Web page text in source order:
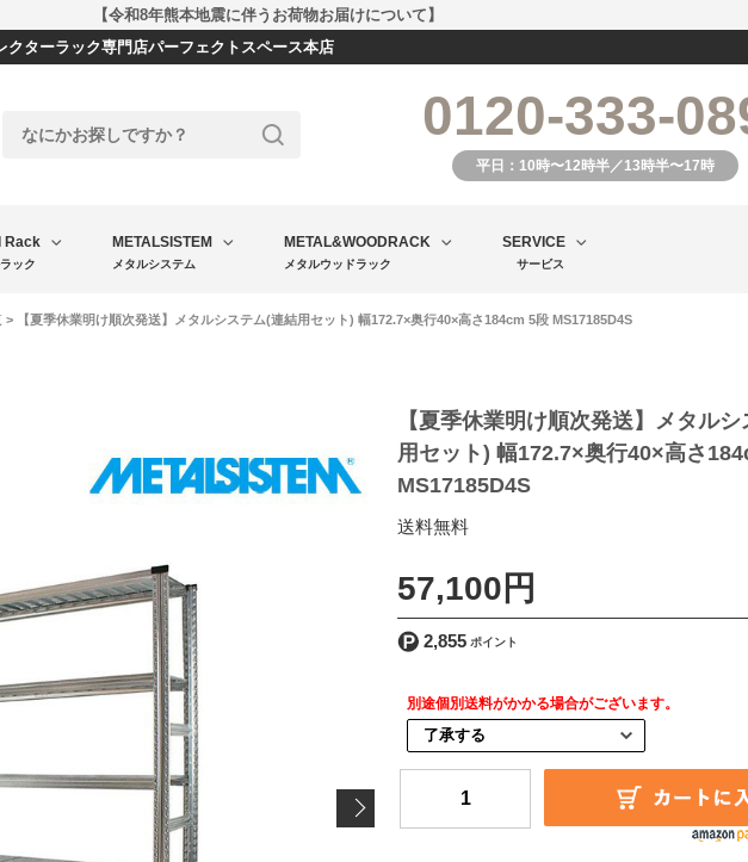
【令和8年熊本地震に伴うお荷物お届けについて】
ターラック専門店パーフェクトスペース本店
0120-333-
平日：10時〜12時半／13時半〜17時
Rack
ック
METALSISTEM
メタルシステム
METAL&WOODRACK
メタルウッドラック
SERVICE
サービス
> 【夏季休業明け順次発送】メタルシステム(連結用セット) 幅172.7×奥行40×高さ184cm 5段 MS17185D4S
【夏季休業明け順次発送】メタル
用セット) 幅172.7×奥行40×高さ
MS17185D4S
57,100円
2,855
[ 送料込 ]
別途個別送料がかかる場合がございます。